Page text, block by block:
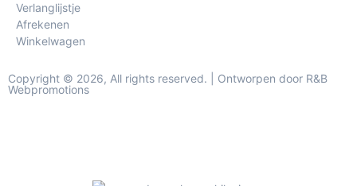
Verlanglijstje
Afrekenen
Winkelwagen
Copyright © 2026, All rights reserved. | Ontworpen door R&B
Webpromotions